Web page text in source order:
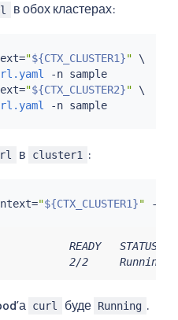
в обох кластерах:
="${CTX_CLUSTER1}" \
-n sample
="${CTX_CLUSTER2}" \
-n sample
в cluster1 :
="${CTX_CLUSTER1}" -n
READY   STATUS
2/2
curl буде Running .